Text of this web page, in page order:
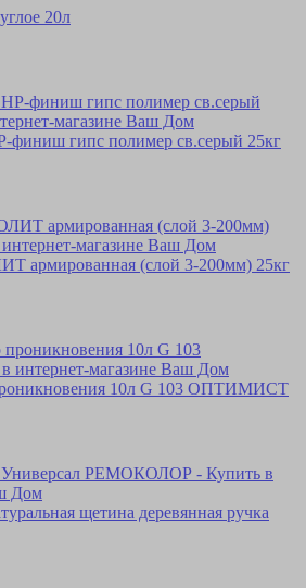
20л
гипс полимер св.серый 25кг
армированная (слой 3-200мм) 25кг
10л G 103 ОПТИМИСТ
щетина деревянная ручка